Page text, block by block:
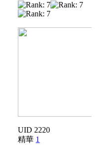
UID 2220
精華 1